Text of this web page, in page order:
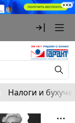
Налоги и